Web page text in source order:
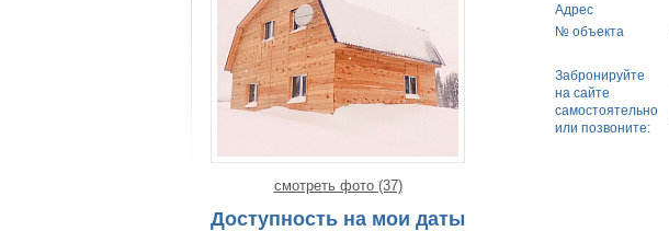
смотреть фото (37)
Адрес
№ объекта
Забронируйте
на сайте
самостоятельно
или позвоните:
Доступность на мои даты